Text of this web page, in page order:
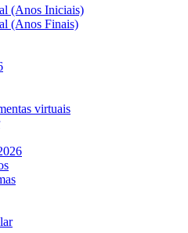
(Anos Iniciais)
(Anos Finais)
virtuais